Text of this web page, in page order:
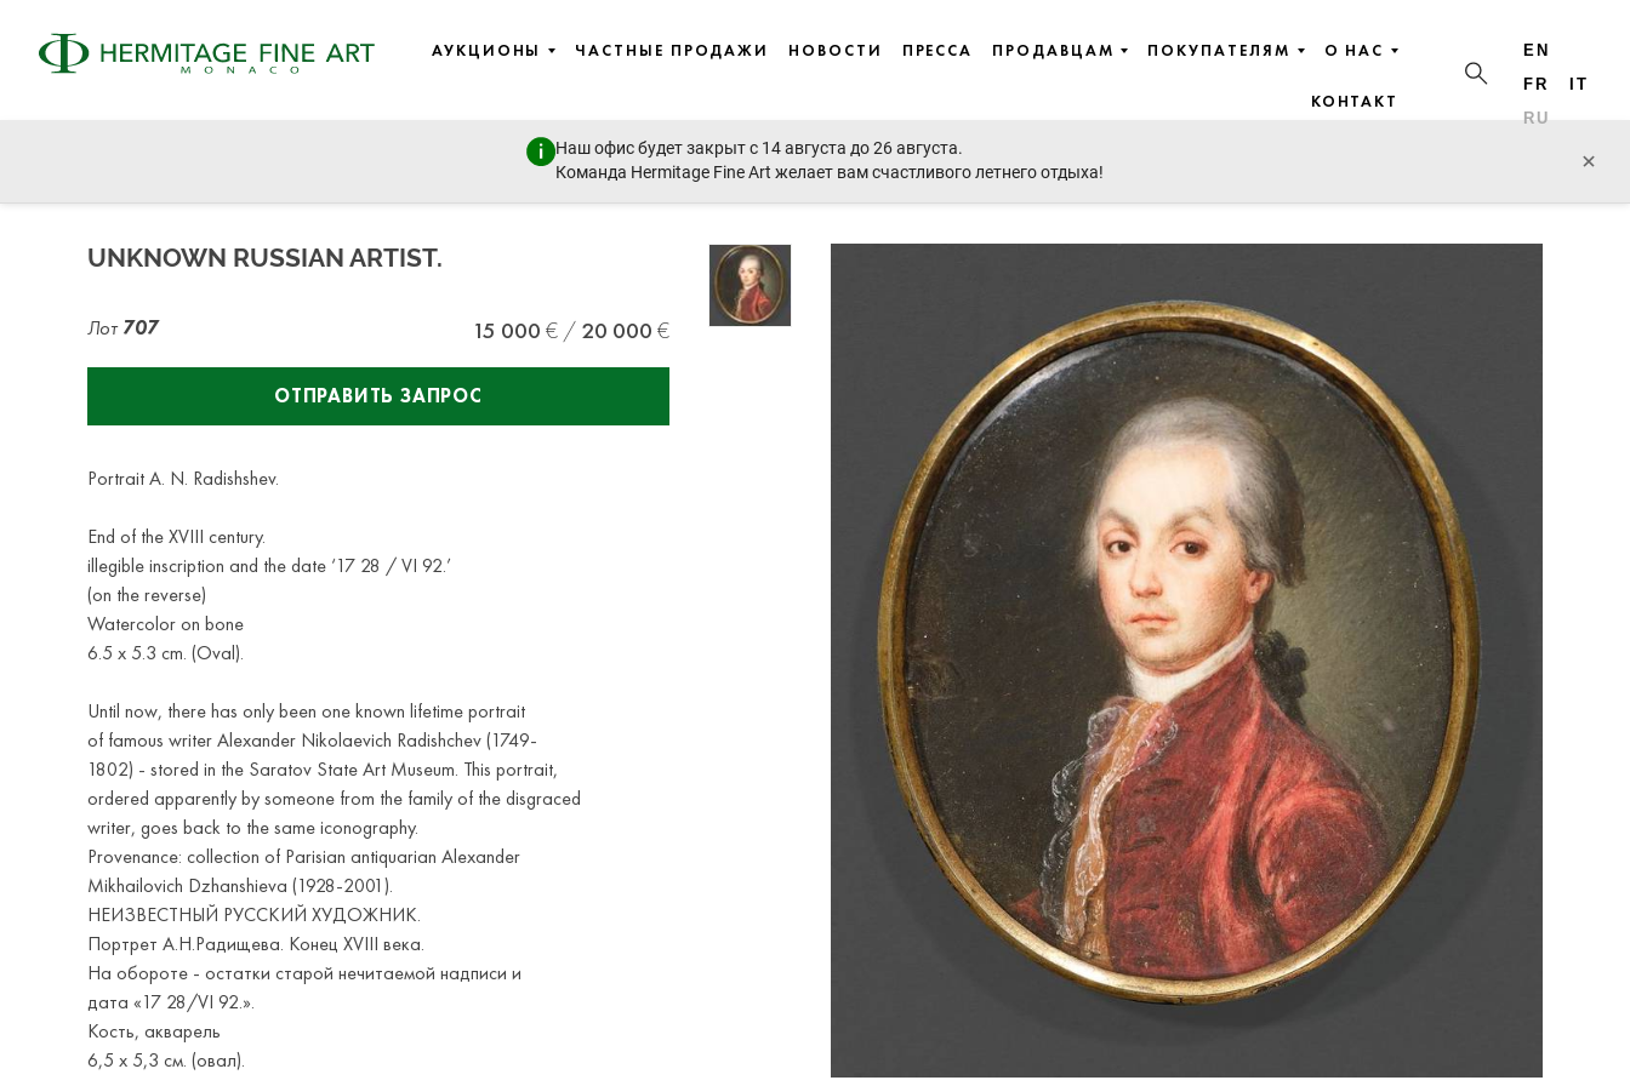
АУКЦИОНЫ ЧАСТНЫЕ ПРОДАЖИ НОВОСТИ ПРЕССА ПРОДАВЦАМ ПОКУПАТЕЛЯМ О НАС
КОНТАКТ
EN
FR
IT
RU
Наш офис будет закрыт с 14 августа до 26 августа.
Команда Hermitage Fine Art желает вам счастливого летнего отдыха!
×
UNKNOWN RUSSIAN ARTIST.
Лот 707 15 000 20 000
ОТПРАВИТЬ ЗАПРОС
Portrait A. N. Radishshev.
End of the XVIII century.
illegible inscription and the date ‘17 28 / VI 92.’
(on the reverse)
Watercolor on bone
6.5 x 5.3 cm. (Oval).
Until now, there has only been one known lifetime portrait
of famous writer Alexander Nikolaevich Radishchev (1749-
1802) - stored in the Saratov State Art Museum. This portrait,
ordered apparently by someone from the family of the disgraced
writer, goes back to the same iconography.
Provenance: collection of Parisian antiquarian Alexander
Mikhailovich Dzhanshieva (1928-2001).
НЕИЗВЕСТНЫЙ РУССКИЙ ХУДОЖНИК.
Портрет А.Н.Радищева. Конец XVIII века.
На обороте - остатки старой нечитаемой надписи и
дата «17 28/VI 92.».
Кость, акварель
6,5 х 5,3 см. (овал).